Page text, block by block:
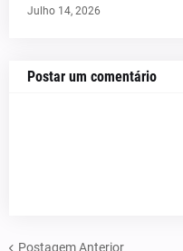
Julho 14, 2026
Postar um comentário
Postagem Anterior